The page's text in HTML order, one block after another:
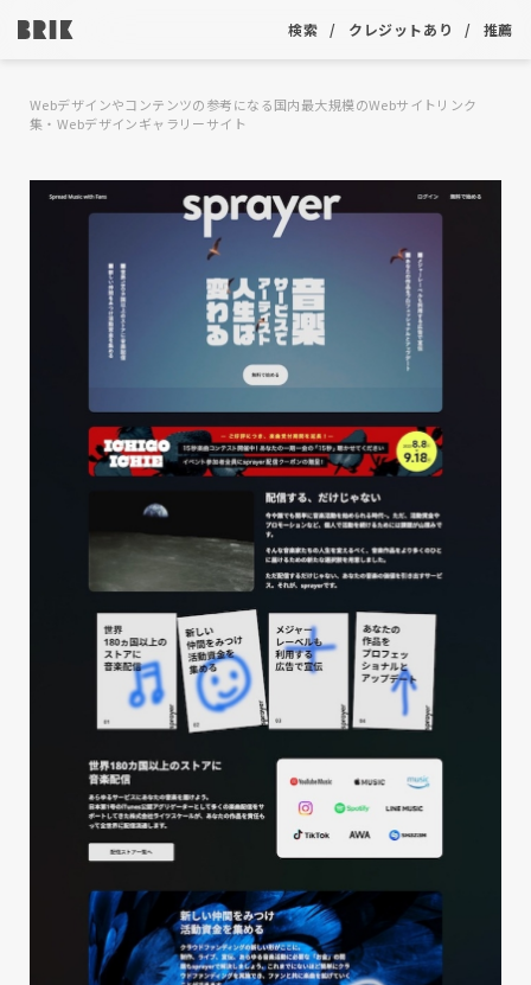
検索 クレジットあり 推薦
Webデザインやコンテンツの参考になる国内最大規模のWebサイトリンク
集・Webデザインギャラリーサイト